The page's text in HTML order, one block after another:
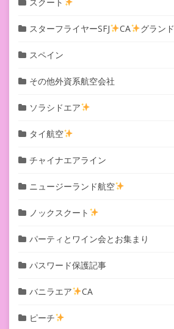
スターフライヤーSFJ CA グランド
スペイン
その他外資系航空会社
ソラシドエア
タイ航空
チャイナエアライン
ニュージーランド航空
ノックスクート
パーティとワイン会とお集まり
パスワード保護記事
バニラエア CA
ピーチ